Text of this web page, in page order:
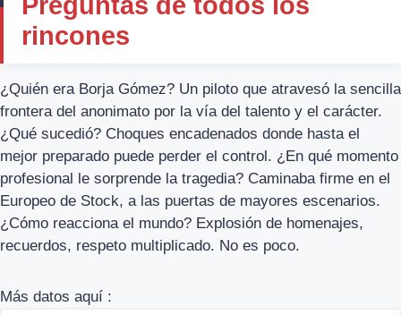
rincones
¿Quién era Borja Gómez? Un piloto que atravesó la sencilla
frontera del anonimato por la vía del talento y el carácter.
¿Qué sucedió? Choques encadenados donde hasta el
mejor preparado puede perder el control. ¿En qué momento
profesional le sorprende la tragedia? Caminaba firme en el
Europeo de Stock, a las puertas de mayores escenarios.
¿Cómo reacciona el mundo? Explosión de homenajes,
recuerdos, respeto multiplicado. No es poco.
Más datos aquí :